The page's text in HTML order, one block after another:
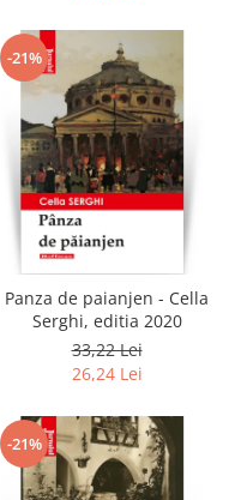
-21%
Panza de paianjen - Cella
Serghi, editia 2020
33,22 Lei
26,24 Lei
-21%